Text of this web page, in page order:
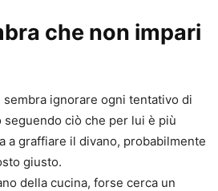
che non impari
ignorare ogni tentativo di
seguendo ciò che per lui è più
a graffiare il divano, probabilmente
giusto.
della cucina, forse cerca un